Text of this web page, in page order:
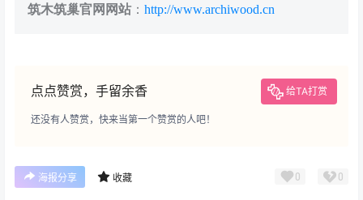
筑木筑巢官网网站 ： http://www.archiwood.cn
点点赞赏，手留余香 给TA打赏
还没有人赞赏，快来当第一个赞赏的人吧！
海报分享 收藏 0 0